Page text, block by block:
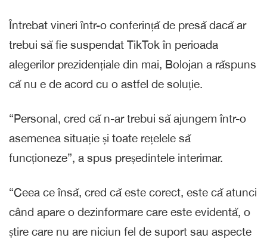
Întrebat vineri într-o conferință de presă dacă ar
trebui să fie suspendat TikTok în perioada
alegerilor prezidențiale din mai, Bolojan a răspuns
că nu e de acord cu o astfel de soluție.
“Personal, cred că n-ar trebui să ajungem într-o
asemenea situație și toate rețelele să
funcționeze”, a spus președintele interimar.
“Ceea ce însă, cred că este corect, este că atunci
când apare o dezinformare care este evidentă, o
știre care nu are niciun fel de suport sau aspecte